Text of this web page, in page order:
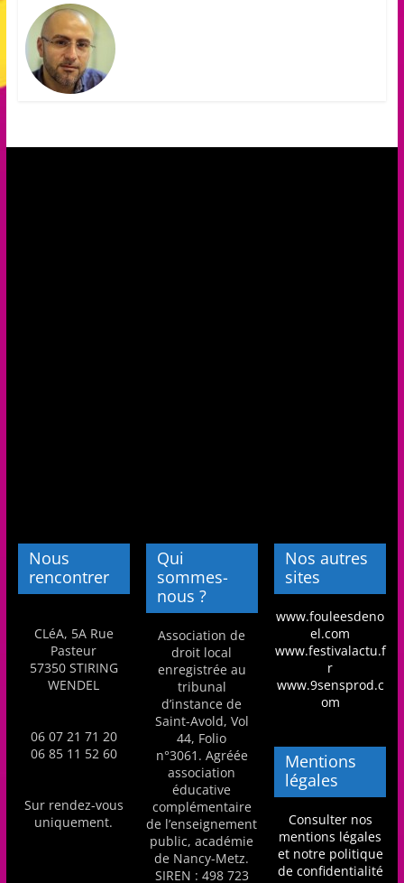
Nous
rencontrer
CLéA, 5A Rue
Pasteur
57350 STIRING
WENDEL
06 07 21 71 20
06 85 11 52 60
Sur rendez-vous
uniquement.
Qui
sommes-
nous ?
Association de
droit local
enregistrée au
tribunal
d’instance de
Saint-Avold, Vol
44, Folio
n°3061. Agréée
association
éducative
complémentaire
de l’enseignement
public, académie
de Nancy-Metz.
SIREN : 498 723
Nos autres
sites
www.fouleesdeno
el.com
www.festivalactu.f
r
www.9sensprod.c
om
Mentions
légales
Consulter nos
mentions légales
et notre politique
de confidentialité